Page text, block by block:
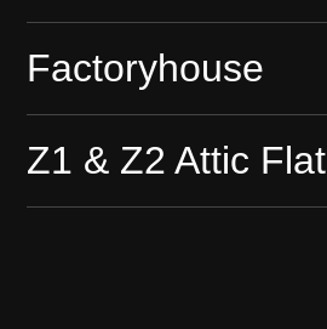
Factoryhouse
Z1 & Z2 Attic Flat